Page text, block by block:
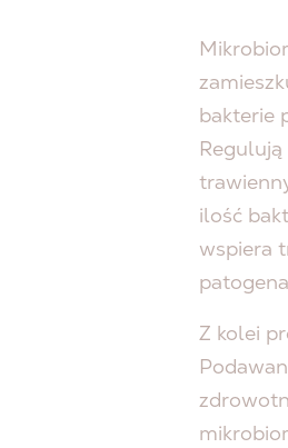
bakterie
ilość
wspiera
Z kolei